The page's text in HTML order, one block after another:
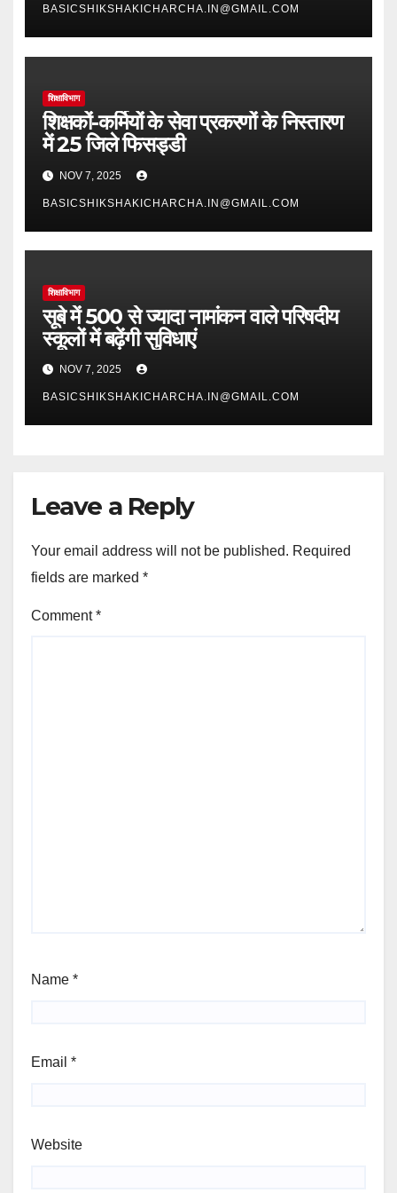
BASICSHIKSHAKICHARCHA.IN@GMAIL.COM
शिक्षाविभाग
शिक्षकों-कर्मियों के सेवा प्रकरणों के निस्तारण
में 25 जिले फिसड्डी
NOV 7, 2025
BASICSHIKSHAKICHARCHA.IN@GMAIL.COM
शिक्षाविभाग
सूबे में 500 से ज्यादा नामांकन वाले परिषदीय
स्कूलों में बढ़ेंगी सुविधाएं
NOV 7, 2025
BASICSHIKSHAKICHARCHA.IN@GMAIL.COM
Leave a Reply
Your email address will not be published. Required
fields are marked *
Comment*
Name *
Email *
Website